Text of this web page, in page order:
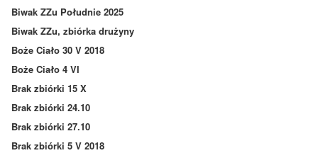
Biwak ZZu Południe 2025
Biwak ZZu, zbiórka drużyny
Boże Ciało 30 V 2018
Boże Ciało 4 VI
Brak zbiórki 15 X
Brak zbiórki 24.10
Brak zbiórki 27.10
Brak zbiórki 5 V 2018